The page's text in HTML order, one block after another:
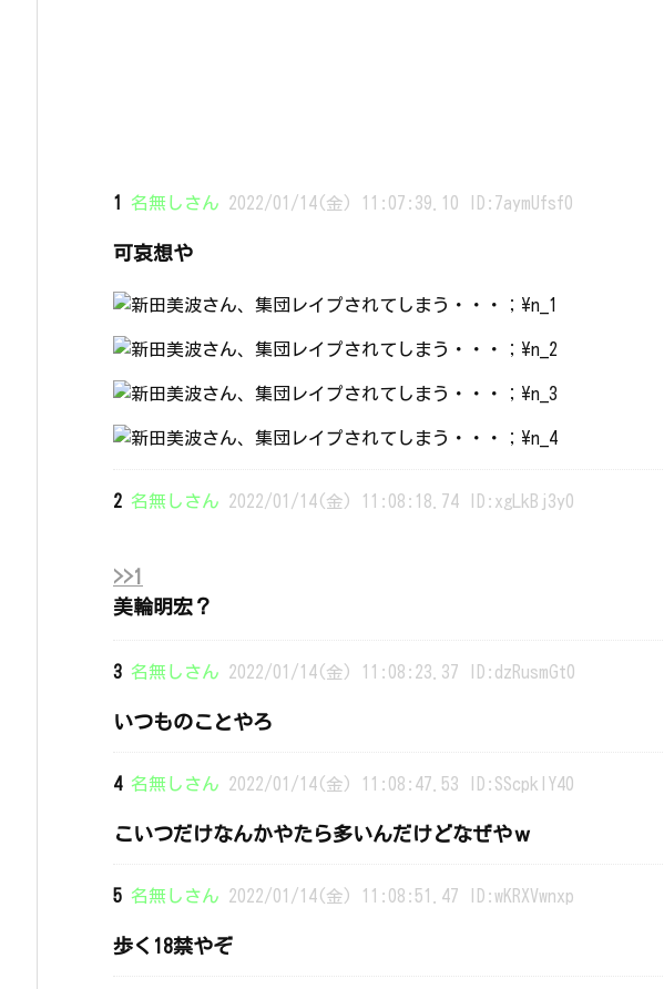
1 名無しさん 2022/01/14(金) 11:07:39.10 ID:7aymUfsf0
可哀想や
2 名無しさん 2022/01/14(金) 11:08:18.74 ID:xgLkBj3y0
>>1
美輪明宏？
3 名無しさん 2022/01/14(金) 11:08:23.37 ID:dzRusmGt0
いつものことやろ
4 名無しさん 2022/01/14(金) 11:08:47.53 ID:SScpklY40
こいつだけなんかやたら多いんだけどなぜやｗ
5 名無しさん 2022/01/14(金) 11:08:51.47 ID:wKRXVwnxp
歩く18禁やぞ